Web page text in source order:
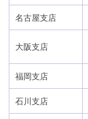
名古屋支店
大阪支店
福岡支店
石川支店